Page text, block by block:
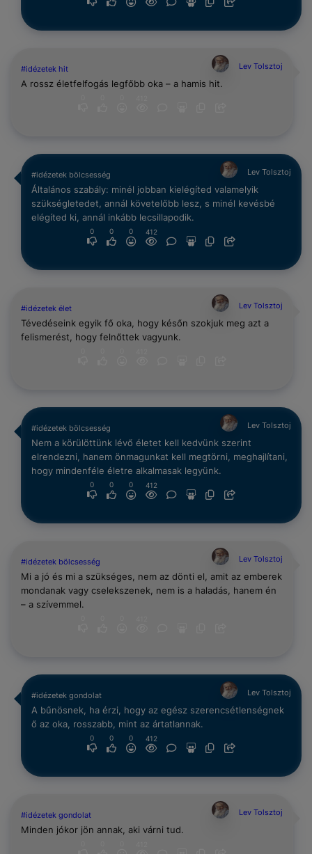
#idézetek hit Lev Tolsztoj
A rossz életfelfogás legfőbb oka – a hamis hit.
#idézetek bölcsesség Lev Tolsztoj
Általános szabály: minél jobban kielégíted valamelyik
szükségletedet, annál követelőbb lesz, s minél kevésbé
elégíted ki, annál inkább lecsillapodik.
0 0 0 412
#idézetek élet Lev Tolsztoj
Tévedéseink egyik fő oka, hogy későn szokjuk meg azt a
felismerést, hogy felnőttek vagyunk.
#idézetek bölcsesség Lev Tolsztoj
Nem a körülöttünk lévő életet kell kedvünk szerint
elrendezni, hanem önmagunkat kell megtörni, meghajlítani,
hogy mindenféle életre alkalmasak legyünk.
0 0 0 412
#idézetek bölcsesség Lev Tolsztoj
Mi a jó és mi a szükséges, nem az dönti el, amit az emberek
mondanak vagy cselekszenek, nem is a haladás, hanem én
– a szívemmel.
#idézetek gondolat Lev Tolsztoj
A bűnösnek, ha érzi, hogy az egész szerencsétlenségnek
ő az oka, rosszabb, mint az ártatlannak.
0 0 0 412
#idézetek gondolat Lev Tolsztoj
Minden jókor jön annak, aki várni tud.